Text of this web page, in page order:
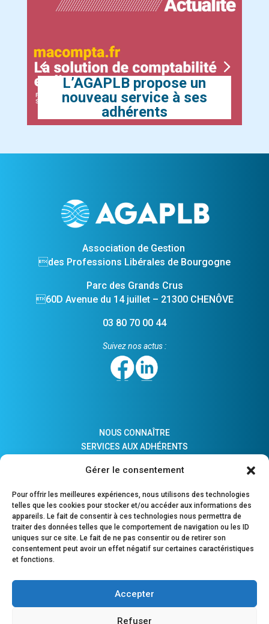
Gérer le consentement
Pour offrir les meilleures expériences, nous utilisons des technologies
telles que les cookies pour stocker et/ou accéder aux informations des
appareils. Le fait de consentir à ces technologies nous permettra de
traiter des données telles que le comportement de navigation ou les ID
uniques sur ce site. Le fait de ne pas consentir ou de retirer son
consentement peut avoir un effet négatif sur certaines caractéristiques
et fonctions.
Accepter
Refuser
L’AGAPLB propose un
nouveau service à ses
adhérents
Association de Gestion
des Professions Libérales de Bourgogne
Parc des Grands Crus
60D Avenue du 14 juillet – 21300 CHENÔVE
03 80 70 00 44
Suivez nos actus :
NOUS CONNAÎTRE
SERVICES AUX ADHÉRENTS
ADHÉSION
COMPTES MAJEURS PROTÉGÉS
POURQUOI ADHÉRER ?
OUTILS DE GESTION
PARTENAIRE DE LA PROFESSION COMPTABLE